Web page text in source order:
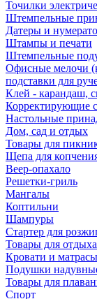
Точилки
Штемпельные
Датеры и
Штампы и печати
Штемпельные
Офисные мелочи
подставки для
Клей - карандаш,
Корректирующие
Настольные
Дом, сад и отдых
Товары для
Щепа для
Веер-опахало
Решетки-гриль
Мангалы
Коптильни
Шампуры
Стартер для
Товары для отдыха
Кровати и
Подушки
Товары для
Спорт